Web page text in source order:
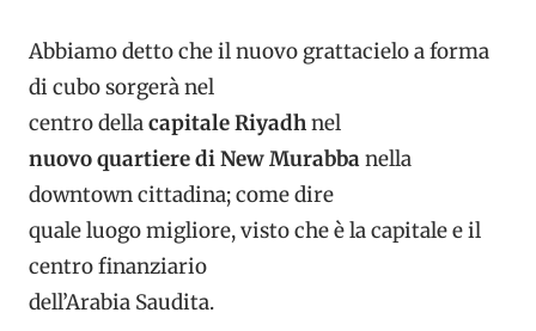
Abbiamo detto che il nuovo grattacielo a forma
di cubo sorgerà nel
centro dellacapitale Riyadhnel
nuovo quartiere di New Murabbanella
downtown cittadina; come dire
quale luogo migliore, visto che è la capitale e il
centro finanziario
dell’Arabia Saudita.